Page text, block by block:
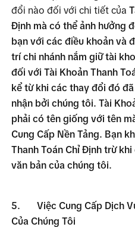
đổi nào đối với chi tiết của
Định mà có thể ảnh hưởng
bạn với các điều khoản và
trí chi nhánh nắm giữ tài
đối với Tài Khoản Thanh
kể từ khi các thay đổi đó
nhận bởi chúng tôi. Tài
phải có tên giống với tên
Cung Cấp Nền Tảng. Bạn
Thanh Toán Chỉ Định trừ
văn bản của chúng tôi.
5.
Việc Cung Cấp Dịch
Của Chúng Tôi